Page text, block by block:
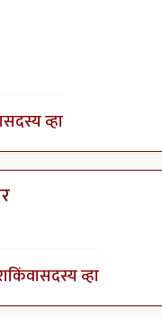
सदस्य व्हा
किंवासदस्य व्हा